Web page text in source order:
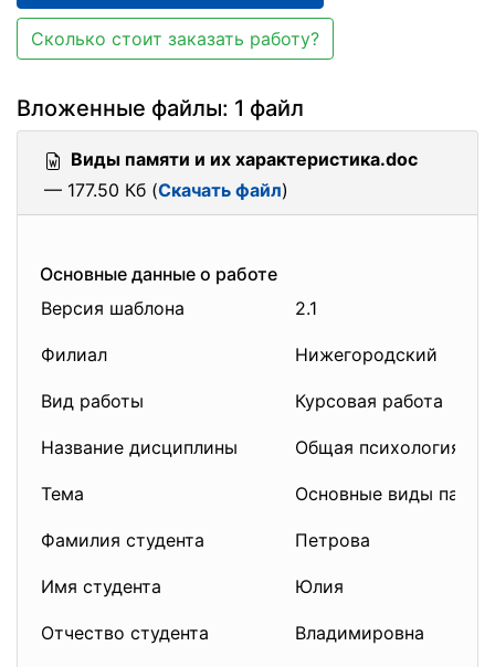
Сколько стоит заказать работу?
Вложенные файлы: 1 файл
Виды памяти и их характеристика.doc
— 177.50 Кб (Скачать файл)
Основные данные о работе
Версия шаблона
2.1
Филиал Нижегородский
Вид работы Курсовая работа
Название дисциплины Общая психология
Тема Основные виды
Фамилия студента Петрова
Имя студента Юлия
Отчество студента Владимировна